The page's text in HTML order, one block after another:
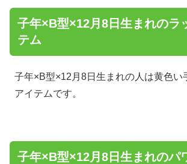
子年×B型×12月8日生まれのラ
テム
子年×B型×12月8日生まれの人は黄色い
アイテムです。
子年×B型×12月8日生まれのパ